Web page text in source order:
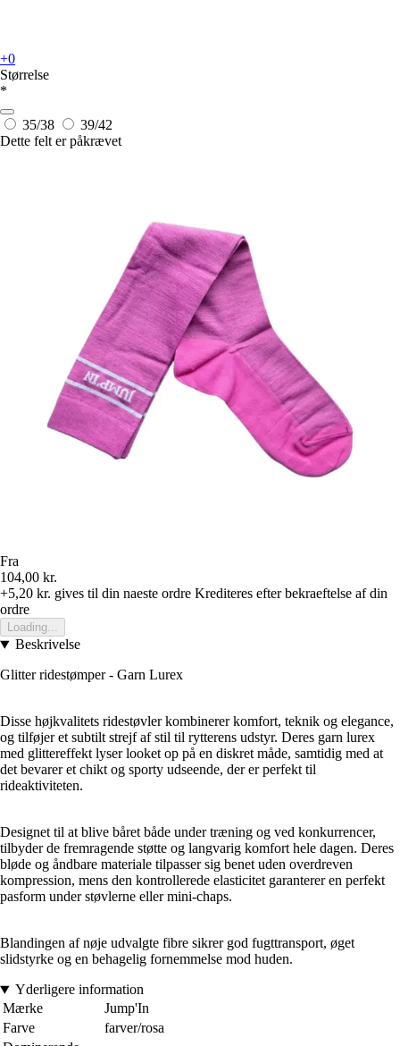
+0
Størrelse
*
35/38
39/42
Dette felt er påkrævet
Fra
104,00 kr.
+5,20 kr. gives til din naeste ordre Krediteres efter bekraeftelse af din
ordre
Loading...
Beskrivelse
Glitter ridestømper - Garn Lurex
Disse højkvalitets ridestøvler kombinerer komfort, teknik og elegance,
og tilføjer et subtilt strejf af stil til rytterens udstyr. Deres garn lurex
med glittereffekt lyser looket op på en diskret måde, samtidig med at
det bevarer et chikt og sporty udseende, der er perfekt til
rideaktiviteten.
Designet til at blive båret både under træning og ved konkurrencer,
tilbyder de fremragende støtte og langvarig komfort hele dagen. Deres
bløde og åndbare materiale tilpasser sig benet uden overdreven
kompression, mens den kontrollerede elasticitet garanterer en perfekt
pasform under støvlerne eller mini-chaps.
Blandingen af nøje udvalgte fibre sikrer god fugttransport, øget
slidstyrke og en behagelig fornemmelse mod huden.
Yderligere information
Mærke
Jump'In
Farve
farver/rosa